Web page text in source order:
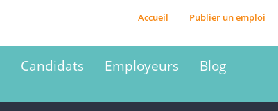
Accueil Publier un emploi
Candidats Employeurs Blog